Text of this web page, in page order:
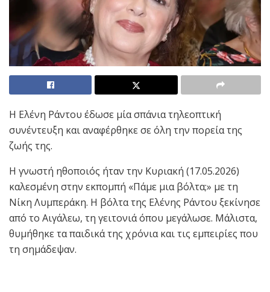
Η Ελένη Ράντου έδωσε μία σπάνια τηλεοπτική
συνέντευξη και αναφέρθηκε σε όλη την πορεία της
ζωής της.
Η γνωστή ηθοποιός ήταν την Κυριακή (17.05.2026)
καλεσμένη στην εκπομπή «Πάμε μια βόλτα;» με τη
Νίκη Λυμπεράκη. Η βόλτα της Ελένης Ράντου ξεκίνησε
από το Αιγάλεω, τη γειτονιά όπου μεγάλωσε. Μάλιστα,
θυμήθηκε τα παιδικά της χρόνια και τις εμπειρίες που
τη σημάδεψαν.